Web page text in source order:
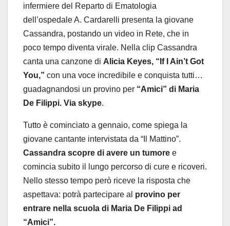
infermiere del Reparto di Ematologia
dell’ospedale A. Cardarelli presenta la giovane
Cassandra, postando un video in Rete, che in
poco tempo diventa virale. Nella clip Cassandra
canta una canzone di Alicia Keyes, “If I Ain’t Got
You,” con una voce incredibile e conquista tutti…
guadagnandosi un provino per “Amici” di Maria
De Filippi. Via skype.
Tutto è cominciato a gennaio, come spiega la
giovane cantante intervistata da “Il Mattino”.
Cassandra scopre di avere un tumore e
comincia subito il lungo percorso di cure e ricoveri.
Nello stesso tempo però riceve la risposta che
aspettava: potrà partecipare al provino per
entrare nella scuola di Maria De Filippi ad
“Amici”.